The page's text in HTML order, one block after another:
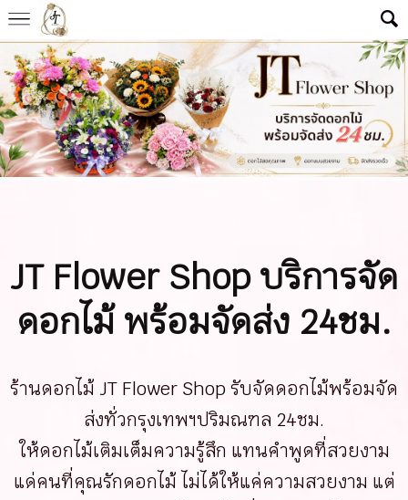
JT Flower Shop บริการจัด
ดอกไม้ พร้อมจัดส่ง 24ชม.
ร้านดอกไม้ JT Flower Shop รับจัดดอกไม้พร้อมจัด
ส่งทั่วกรุงเทพฯปริมณฑล 24ชม.
ให้ดอกไม้เติมเต็มความรู้สึก แทนคำพูดที่สวยงาม
แด่คนที่คุณรักดอกไม้ ไม่ได้ให้แค่ความสวยงาม แต่